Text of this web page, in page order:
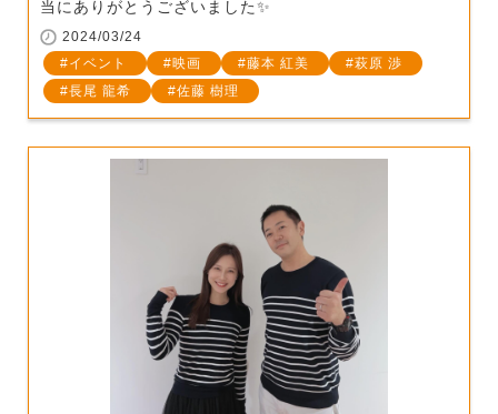
当にありがとうございました✨
2024/03/24
イベント
映画 藤本 紅美
萩原 渉
長尾 龍希
佐藤 樹理